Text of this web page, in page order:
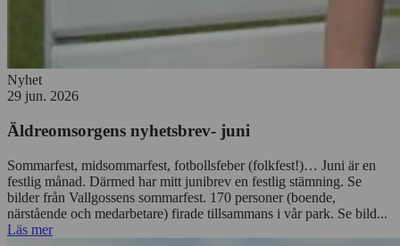
Nyhet
29 jun. 2026
Äldreomsorgens nyhetsbrev- juni
Sommarfest, midsommarfest, fotbollsfeber (folkfest!)… Juni är en
festlig månad. Därmed har mitt junibrev en festlig stämning. Se
bilder från Vallgossens sommarfest. 170 personer (boende,
närstående och medarbetare) firade tillsammans i vår park. Se bild...
Läs mer